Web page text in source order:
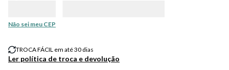
Não sei meu CEP
TROCA FÁCIL em até 30 dias
Ler política de troca e devolução